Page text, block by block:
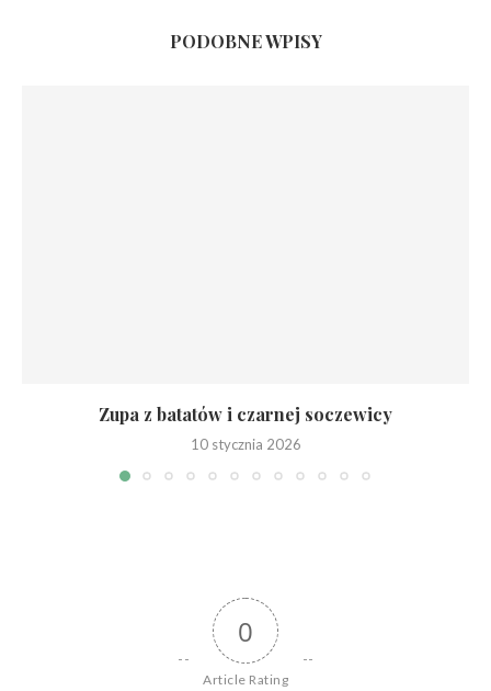
PODOBNE WPISY
Zupa z batatów i czarnej soczewicy
10 stycznia 2026
0
Article Rating